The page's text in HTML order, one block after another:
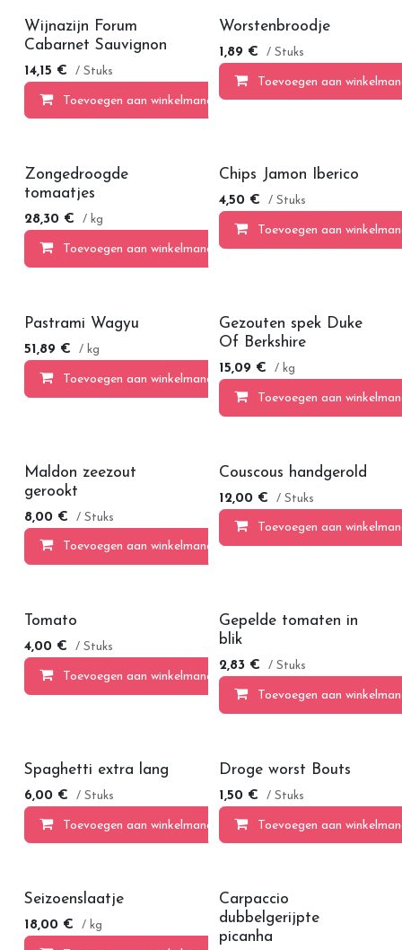
Wijnazijn Forum
Cabarnet Sauvignon
14,15 € / Stuks
Toevoegen aan winkelmandje
Worstenbroodje
1,89 € / Stuks
Toevoegen aan
Zongedroogde
tomaatjes
28,30 € / kg
Toevoegen aan winkelmandje
Chips Jamon Iberico
4,50 € / Stuks
Toevoegen aan
Pastrami Wagyu
51,89 € / kg
Toevoegen aan winkelmandje
Gezouten spek Duke
Of Berkshire
15,09 € / kg
Toevoegen aan
Maldon zeezout
gerookt
8,00 € / Stuks
Toevoegen aan winkelmandje
Couscous handgerold
12,00 € / Stuks
Toevoegen aan
Tomato
4,00 € / Stuks
Toevoegen aan winkelmandje
Gepelde tomaten in
blik
2,83 € / Stuks
Toevoegen aan
Spaghetti extra lang
6,00 € / Stuks
Toevoegen aan winkelmandje
Droge worst Bouts
1,50 € / Stuks
Toevoegen aan
Seizoenslaatje
18,00 € / kg
Carpaccio
dubbelgerijpte
picanha